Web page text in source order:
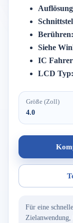
Berühren:
Siehe
IC
LCD Typ:
Größe (Zoll)
4.0
Für eine